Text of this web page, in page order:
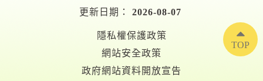
更新日期：
2026-08-07
隱私權保護政策
網站安全政策
政府網站資料開放宣告
TOP